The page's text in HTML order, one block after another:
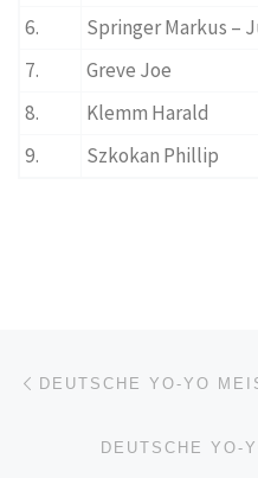
6.
Springer Markus –
7.
Greve Joe
8.
Klemm Harald
9.
Szkokan Phillip
DEUTSCHE YO-YO
DEUTSCHE YO-